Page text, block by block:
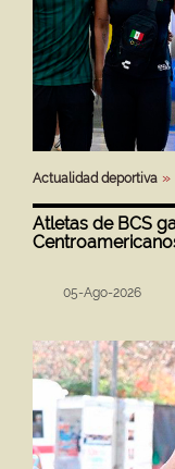
Actualidad deportiva
Atletas de BCS
05-Ago-2026